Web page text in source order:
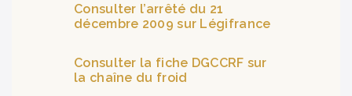
Consulter l’arrêté du 21
décembre 2009 sur Légifrance
Consulter la fiche DGCCRF sur
la chaîne du froid